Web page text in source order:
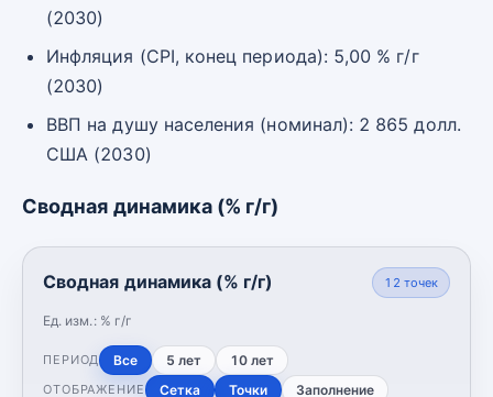
(2030)
Инфляция (CPI, конец периода): 5,00 % г/г
(2030)
ВВП на душу населения (номинал): 2 865 долл.
США (2030)
Сводная динамика (% г/г)
Сводная динамика (% г/г)
Ед. изм.: % г/г
12 точек
ПЕРИОД Все 5 лет 10 лет
ОТОБРАЖЕНИЕ Сетка Точки Заполнение